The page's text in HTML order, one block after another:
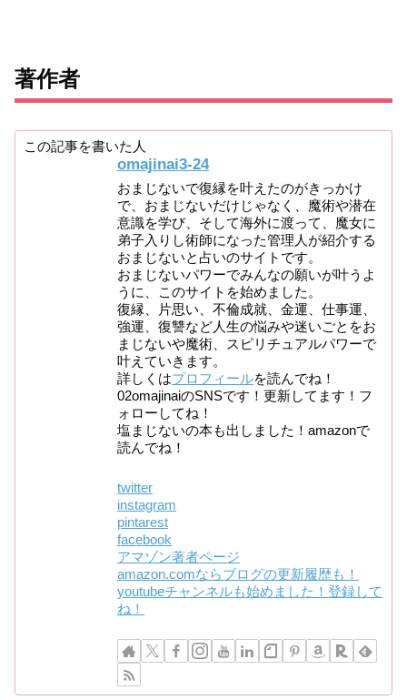
著作者
この記事を書いた人
omajinai3-24
おまじないで復縁を叶えたのがきっかけ
で、おまじないだけじゃなく、魔術や潜在
意識を学び、そして海外に渡って、魔女に
弟子入りし術師になった管理人が紹介する
おまじないと占いのサイトです。
おまじないパワーでみんなの願いが叶うよ
うに、このサイトを始めました。
復縁、片思い、不倫成就、金運、仕事運、
強運、復讐など人生の悩みや迷いごとをお
まじないや魔術、スピリチュアルパワーで
叶えていきます。
詳しくはプロフィールを読んでね！
02omajinaiのSNSです！更新してます！フ
ォローしてね！
塩まじないの本も出しました！amazonで
読んでね！
twitter
instagram
pintarest
facebook
アマゾン著者ページ
amazon.comならブログの更新履歴も！
youtubeチャンネルも始めました！登録して
ね！